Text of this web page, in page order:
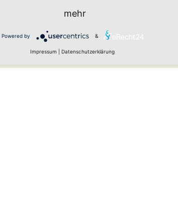
verhindern.
mehr
Powered by &
Impressum Datenschutzerklärung